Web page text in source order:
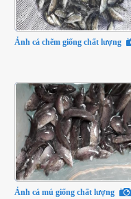
Ảnh cá chẽm giống chất lượng
Ảnh cá mú giống chất lượng